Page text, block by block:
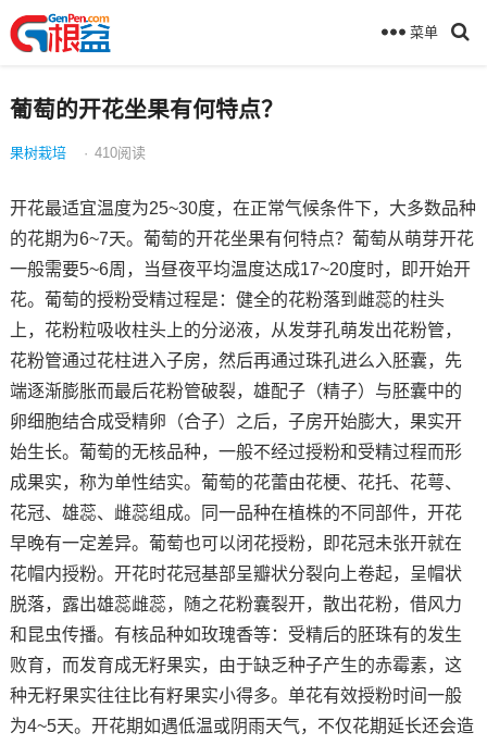
菜单
葡萄的开花坐果有何特点？
果树栽培 · 410阅读
开花最适宜温度为25~30度，在正常气候条件下，大多数品种
的花期为6~7天。葡萄的开花坐果有何特点？葡萄从萌芽开花
一般需要5~6周，当昼夜平均温度达成17~20度时，即开始开
花。葡萄的授粉受精过程是：健全的花粉落到雌蕊的柱头
上，花粉粒吸收柱头上的分泌液，从发芽孔萌发出花粉管，
花粉管通过花柱进入子房，然后再通过珠孔进么入胚囊，先
端逐渐膨胀而最后花粉管破裂，雄配子（精子）与胚囊中的
卵细胞结合成受精卵（合子）之后，子房开始膨大，果实开
始生长。葡萄的无核品种，一般不经过授粉和受精过程而形
成果实，称为单性结实。葡萄的花蕾由花梗、花托、花萼、
花冠、雄蕊、雌蕊组成。同一品种在植株的不同部件，开花
早晚有一定差异。葡萄也可以闭花授粉，即花冠未张开就在
花帽内授粉。开花时花冠基部呈瓣状分裂向上卷起，呈帽状
脱落，露出雄蕊雌蕊，随之花粉囊裂开，散出花粉，借风力
和昆虫传播。有核品种如玫瑰香等：受精后的胚珠有的发生
败育，而发育成无籽果实，由于缺乏种子产生的赤霉素，这
种无籽果实往往比有籽果实小得多。单花有效授粉时间一般
为4~5天。开花期如遇低温或阴雨天气，不仅花期延长还会造